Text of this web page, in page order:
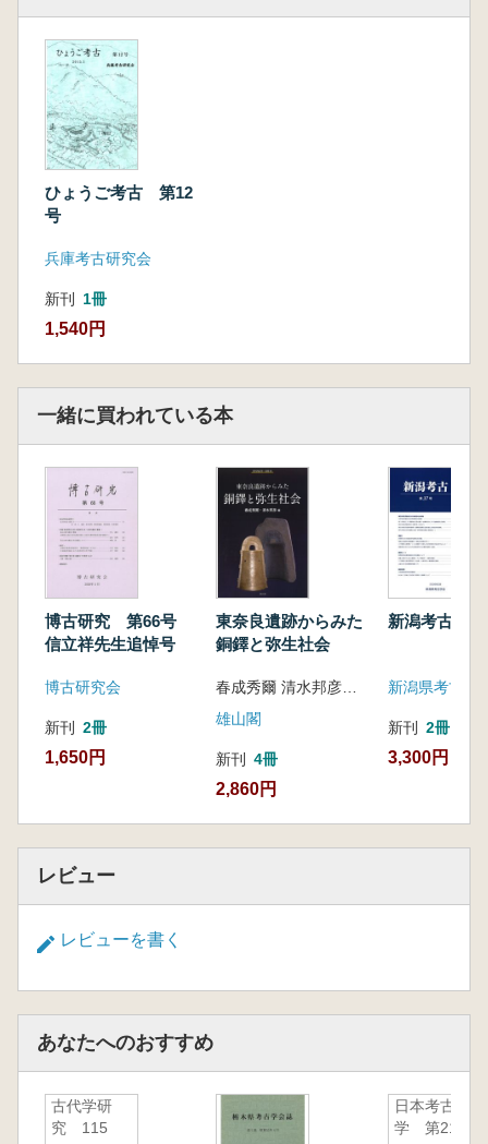
ひょうご考古 第12
号
兵庫考古研究会
新刊 1冊
1,540円
一緒に買われている本
博古研究 第66号
信立祥先生追悼号
博古研究会
新刊 2冊
1,650円
東奈良遺跡からみた
銅鐸と弥生社会
雄山閣
新刊 4冊
2,860円
新潟考古 第
新潟県考古学
新刊 2冊
3,300円
レビュー
レビューを書く
あなたへのおすすめ
古代学研
究 115
日本考古
学 第21号